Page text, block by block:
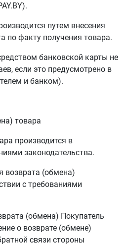
путем внесения
по факту получения товара.
банковской карты не
если это предусмотрено в
и банком).
товара
производится в
законодательства.
возврата (обмена)
с требованиями
(обмена) Покупатель
о возврате (обмене)
связи стороны